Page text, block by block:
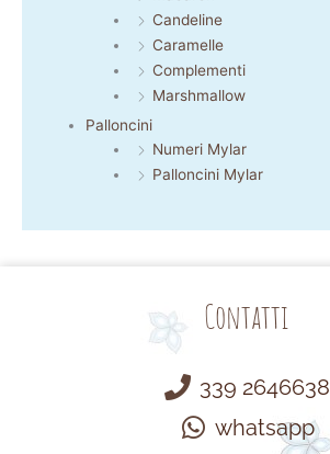
Candeline
Caramelle
Complementi
Marshmallow
Palloncini
Numeri Mylar
Palloncini Mylar
Contatti
339 2646638
whatsapp